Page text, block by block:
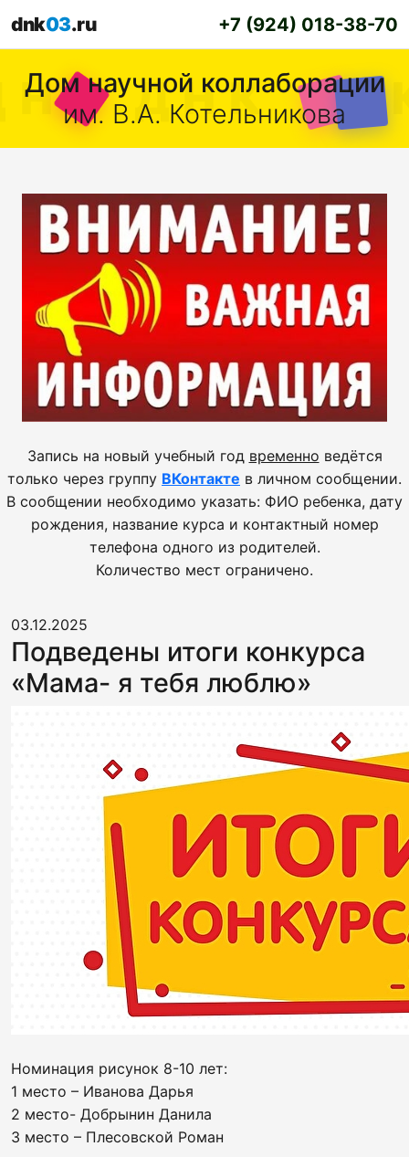
dnk03.ru +7 (924) 018-38-70
Дом научной коллаборации
им. В.А. Котельникова
Запись на новый учебный год временно ведётся
только через группу ВКонтакте в личном сообщении.
В сообщении необходимо указать: ФИО ребенка, дату
рождения, название курса и контактный номер
телефона одного из родителей.
Количество мест ограничено.
03.12.2025
Подведены итоги конкурса
«Мама- я тебя люблю»
Номинация рисунок 8-10 лет:
1 место – Иванова Дарья
2 место- Добрынин Данила
3 место – Плесовской Роман